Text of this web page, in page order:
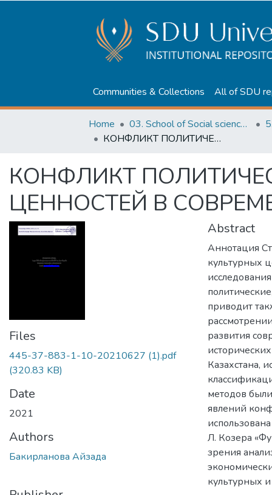
Communities & Collections All of SDU
Home 03. School of Social sciences, Business and Law
КОНФЛИКТ ПОЛИТИЧЕСКИХ И КУЛЬТУРНЫХ ЦЕННОСТЕЙ В СОВРЕМЕННОМ КАЗАХСТАНЕ
КОНФЛИКТ
ЦЕННОСТЕЙ В
Files
445-37-883-1-10-20210627 (1).pdf
(320.83 KB)
Date
2021
Authors
Бакирланова Айзада
Abstract
Аннотация
культурных
приводит
развития
Казахстана,
методов
явлений
Л. Козера
зрения
культурных